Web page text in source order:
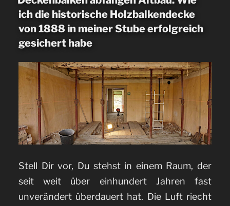
hölzerner
Innen-
und
Außentüren“
ich die historische Holzbalkendecke
von 1888 in meiner Stube erfolgreich
gesichert habe
Stell Dir vor, Du stehst in einem Raum, der
seit weit über einhundert Jahren fast
unverändert überdauert hat. Die Luft riecht